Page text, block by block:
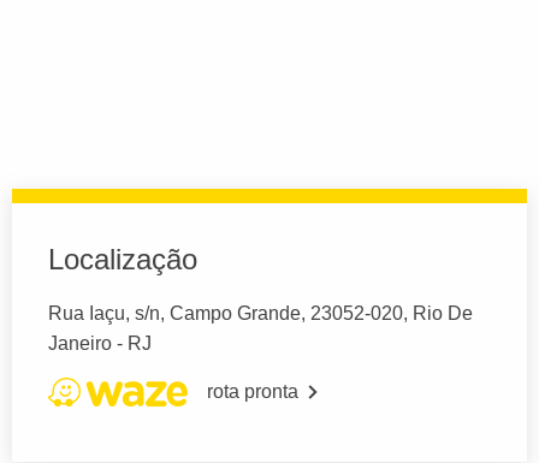
Localização
Rua Iaçu, s/n, Campo Grande, 23052-020, Rio De
Janeiro - RJ
rota pronta